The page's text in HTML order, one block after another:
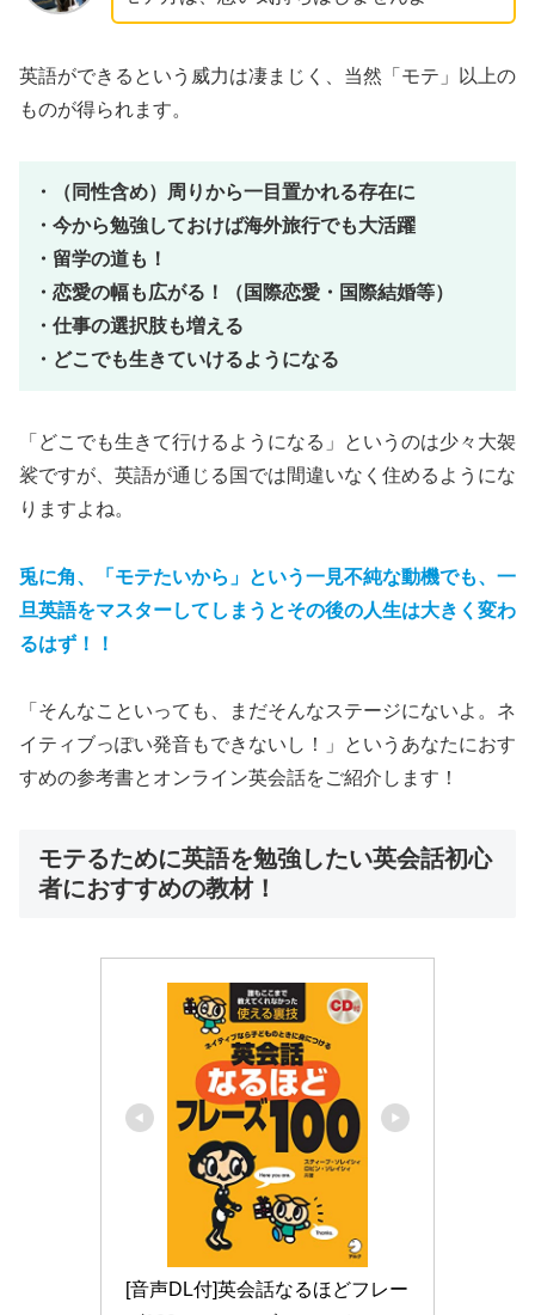
英語ができるという威力は凄まじく、当然「モテ」以上の
ものが得られます。
・（同性含め）周りから一目置かれる存在に
・今から勉強しておけば海外旅行でも大活躍
・留学の道も！
・恋愛の幅も広がる！（国際恋愛・国際結婚等）
・仕事の選択肢も増える
・どこでも生きていけるようになる
「どこでも生きて行けるようになる」というのは少々大袈
裟ですが、英語が通じる国では間違いなく住めるようにな
りますよね。
兎に角、
「モテたいから」という一見不純な動機でも、一
旦英語をマスターしてしまうとその後の人生は大きく変わ
るはず！！
「そんなこといっても、まだそんなステージにないよ。ネ
イティブっぽい発音もできないし！」というあなたにおす
すめの参考書とオンライン英会話をご紹介します！
モテるために英語を勉強したい英会話初心
者におすすめの教材！
[音声DL付]英会話なるほどフレー